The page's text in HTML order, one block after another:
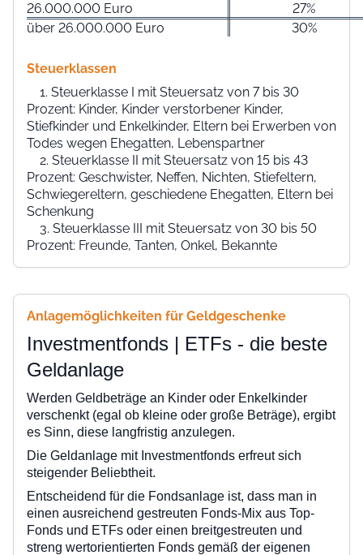
26.000.000 Euro
27%
über 26.000.000 Euro
30%
Steuerklassen
Steuerklasse I mit Steuersatz von 7 bis 30
Prozent: Kinder, Kinder verstorbener Kinder,
Stiefkinder und Enkelkinder, Eltern bei Erwerben von
Todes wegen Ehegatten, Lebenspartner
Steuerklasse II mit Steuersatz von 15 bis 43
Prozent: Geschwister, Neffen, Nichten, Stiefeltern,
Schwiegereltern, geschiedene Ehegatten, Eltern bei
Schenkung
Steuerklasse III mit Steuersatz von 30 bis 50
Prozent: Freunde, Tanten, Onkel, Bekannte
Anlagemöglichkeiten für Geldgeschenke
Investmentfonds | ETFs - die beste
Geldanlage
Werden Geldbeträge an Kinder oder Enkelkinder
verschenkt (egal ob kleine oder große Beträge), ergibt
es Sinn, diese langfristig anzulegen.
Die Geldanlage mit Investmentfonds erfreut sich
steigender Beliebtheit.
Entscheidend für die Fondsanlage ist, dass man in
einen ausreichend gestreuten Fonds-Mix aus Top-
Fonds und ETFs oder einen breitgestreuten und
streng wertorientierten Fonds gemäß der eigenen